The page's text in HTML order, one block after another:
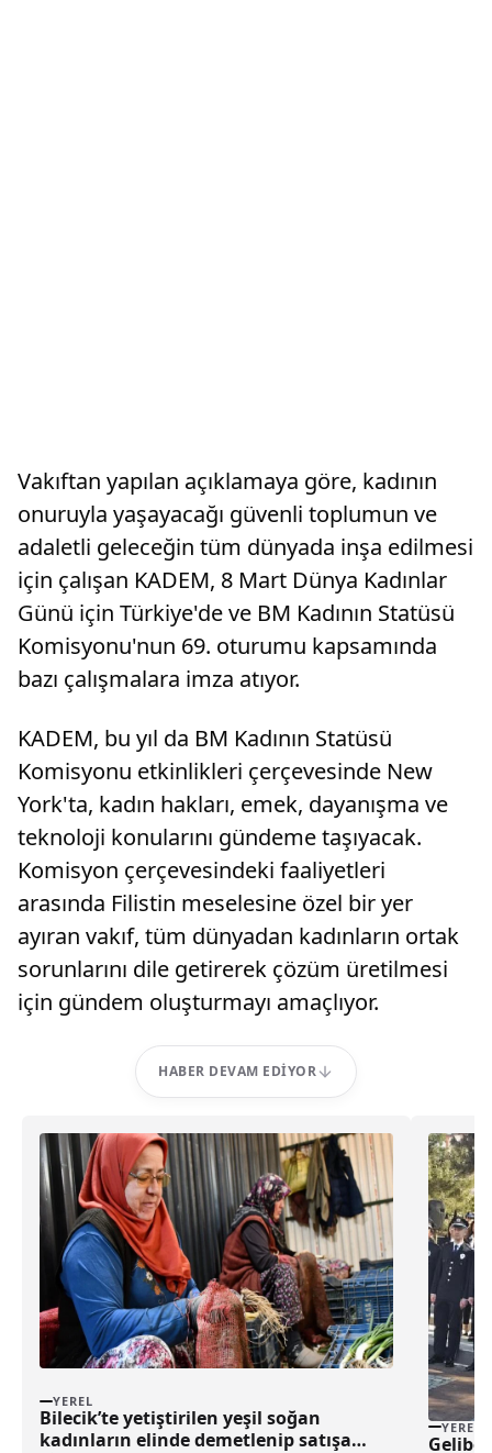
Vakıftan yapılan açıklamaya göre, kadının
onuruyla yaşayacağı güvenli toplumun ve
adaletli geleceğin tüm dünyada inşa edilmesi
için çalışan KADEM, 8 Mart Dünya Kadınlar
Günü için Türkiye'de ve BM Kadının Statüsü
Komisyonu'nun 69. oturumu kapsamında
bazı çalışmalara imza atıyor.
KADEM, bu yıl da BM Kadının Statüsü
Komisyonu etkinlikleri çerçevesinde New
York'ta, kadın hakları, emek, dayanışma ve
teknoloji konularını gündeme taşıyacak.
Komisyon çerçevesindeki faaliyetleri
arasında Filistin meselesine özel bir yer
ayıran vakıf, tüm dünyadan kadınların ortak
sorunlarını dile getirerek çözüm üretilmesi
için gündem oluşturmayı amaçlıyor.
HABER DEVAM EDIYOR
YEREL
Bilecik’te yetiştirilen yeşil soğan
kadınların elinde demetlenip satışa
YEREL